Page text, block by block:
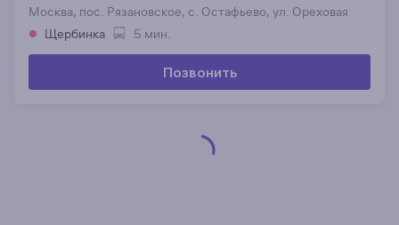
Москва, пос. Рязановское, с. Остафьево, ул. Ореховая
Щербинка
5 мин.
Позвонить